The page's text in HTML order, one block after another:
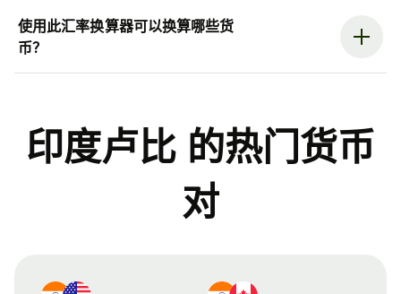
使用此汇率换算器可以换算哪些货
币？
印度卢比 的热门货币
对